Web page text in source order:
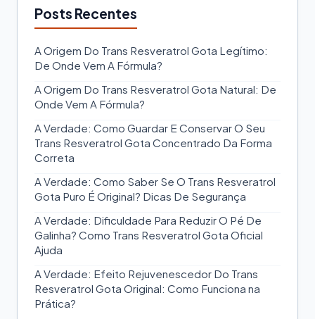
Posts Recentes
A Origem Do Trans Resveratrol Gota Legítimo:
De Onde Vem A Fórmula?
A Origem Do Trans Resveratrol Gota Natural: De
Onde Vem A Fórmula?
A Verdade: Como Guardar E Conservar O Seu
Trans Resveratrol Gota Concentrado Da Forma
Correta
A Verdade: Como Saber Se O Trans Resveratrol
Gota Puro É Original? Dicas De Segurança
A Verdade: Dificuldade Para Reduzir O Pé De
Galinha? Como Trans Resveratrol Gota Oficial
Ajuda
A Verdade: Efeito Rejuvenescedor Do Trans
Resveratrol Gota Original: Como Funciona na
Prática?